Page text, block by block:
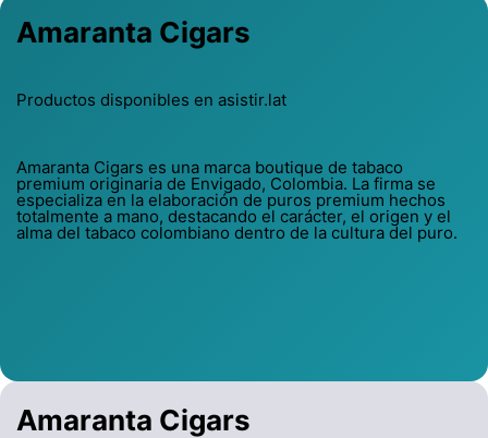
Amaranta Cigars
Amaranta Cigars
Productos disponibles en asistir.lat
Amaranta Cigars es una marca boutique de tabaco
premium originaria de Envigado, Colombia. La firma se
especializa en la elaboración de puros premium hechos
totalmente a mano, destacando el carácter, el origen y el
alma del tabaco colombiano dentro de la cultura del puro.